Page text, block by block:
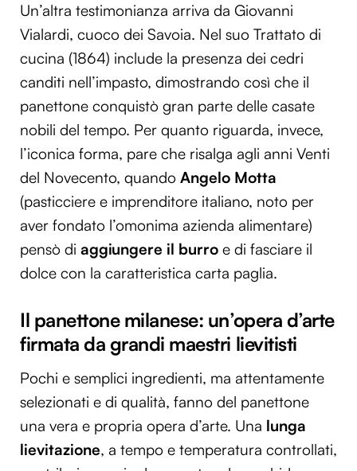
Un’altra testimonianza arriva da Giovanni
Vialardi, cuoco dei Savoia. Nel suo Trattato di
cucina (1864) include la presenza dei cedri
canditi nell’impasto, dimostrando così che il
panettone conquistò gran parte delle casate
nobili del tempo. Per quanto riguarda, invece,
l’iconica forma, pare che risalga agli anni Venti
del Novecento, quando Angelo Motta
(pasticciere e imprenditore italiano, noto per
aver fondato l’omonima azienda alimentare)
pensò di aggiungere il burro e di fasciare il
dolce con la caratteristica carta paglia.
Il panettone milanese: un’opera d’arte
firmata da grandi maestri lievitisti
Pochi e semplici ingredienti, ma attentamente
selezionati e di qualità, fanno del panettone
una vera e propria opera d’arte. Una lunga
lievitazione, a tempo e temperatura controllati,